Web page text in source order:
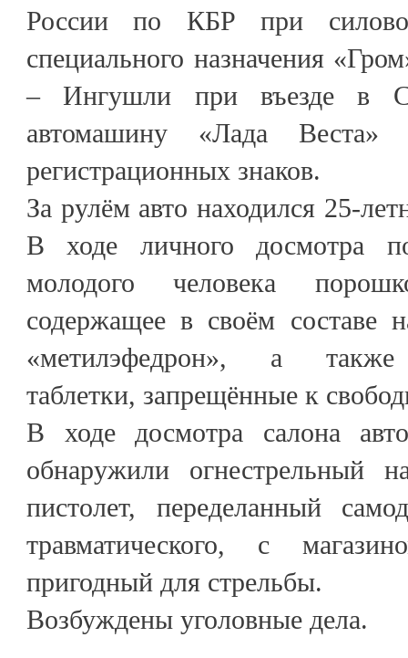
России по КБР при
специального назначения
– Ингушли при въезде в
автомашину «Лада Веста»
регистрационных знаков.
За рулём авто находился 25-
В ходе личного досмотра
молодого человека
содержащее в своём составе
«метилэфедрон», а также
таблетки, запрещённые к
В ходе досмотра салона
обнаружили огнестрельный
пистолет, переделанный
травматического, с
пригодный для стрельбы.
Возбуждены уголовные дела.